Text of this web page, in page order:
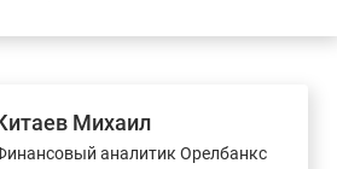
Михаил
аналитик Орелбанкс